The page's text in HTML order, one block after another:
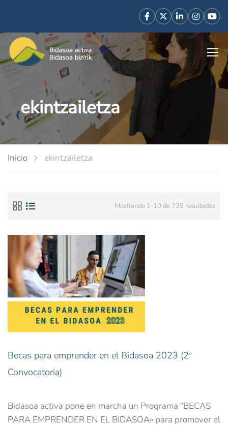
ekintzailetza
Inicio ekintzailetza
Mostrando 1-10 de 739 resultados
Becas para emprender en el Bidasoa 2023 (2ª
Convocatoria)
Bidasoa activa pone en marcha un Programa “BECAS
PARA EMPRENDER EN EL BIDASOA» para promover el